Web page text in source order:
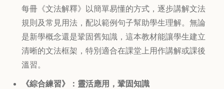
每冊《文法解釋》以簡單易懂的方式，逐步講解文法
規則及常見用法，配以範例句子幫助學生理解。無論
是新學概念還是鞏固舊知識，這本教材能讓學生建立
清晰的文法框架，特別適合在課堂上用作講解或課後
溫習。
《綜合練習》：靈活應用，鞏固知識